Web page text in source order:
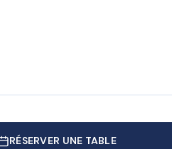
RÉSERVER UNE TABLE